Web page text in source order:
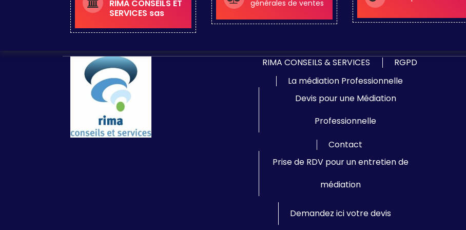
RIMA CONSEILS ET
SERVICES sas
générales de ventes
RIMA CONSEILS & SERVICES
RGPD
La médiation Professionnelle
Devis pour une Médiation
Professionnelle
Contact
Prise de RDV pour un entretien de
médiation
Demandez ici votre devis